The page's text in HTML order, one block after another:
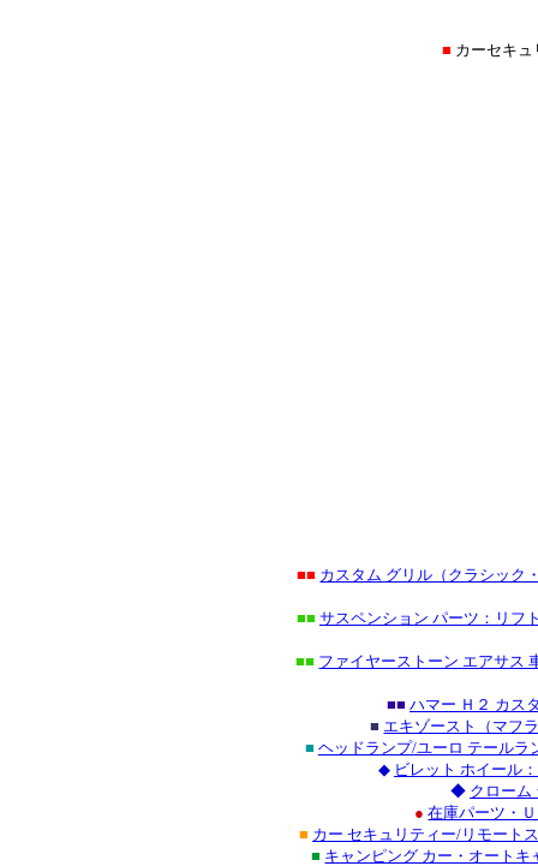
■ カーセキ
■■ カスタム グリル（クラシック
■■ サスペンション パーツ：リフ
■■ ファイヤーストーン エアサス
■■ ハマー Ｈ２ カス
■ エキゾースト（マフ
■ ヘッドランプ/ユーロ テールラ
◆ ビレット ホイール
◆ クローム
● 在庫パーツ・
■ カー セキュリティー/リモート
■ キャンピング カー・オート